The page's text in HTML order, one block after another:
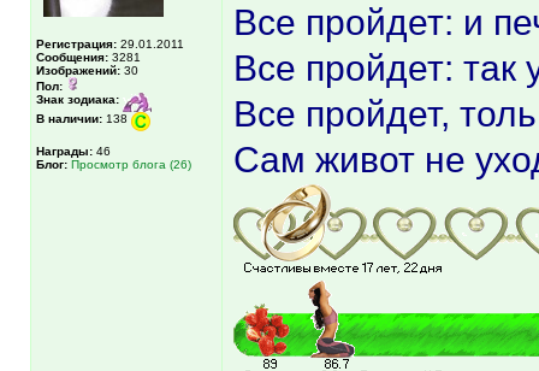
Регистрация: 29.01.2011
Сообщения: 3281
Изображений: 30
Пол:
Знак зодиака:
В наличии: 138
Награды: 46
Блог: Просмотр блога (26)
Все пройдет: и
Все пройдет: так
Все пройдет,
Сам живот не